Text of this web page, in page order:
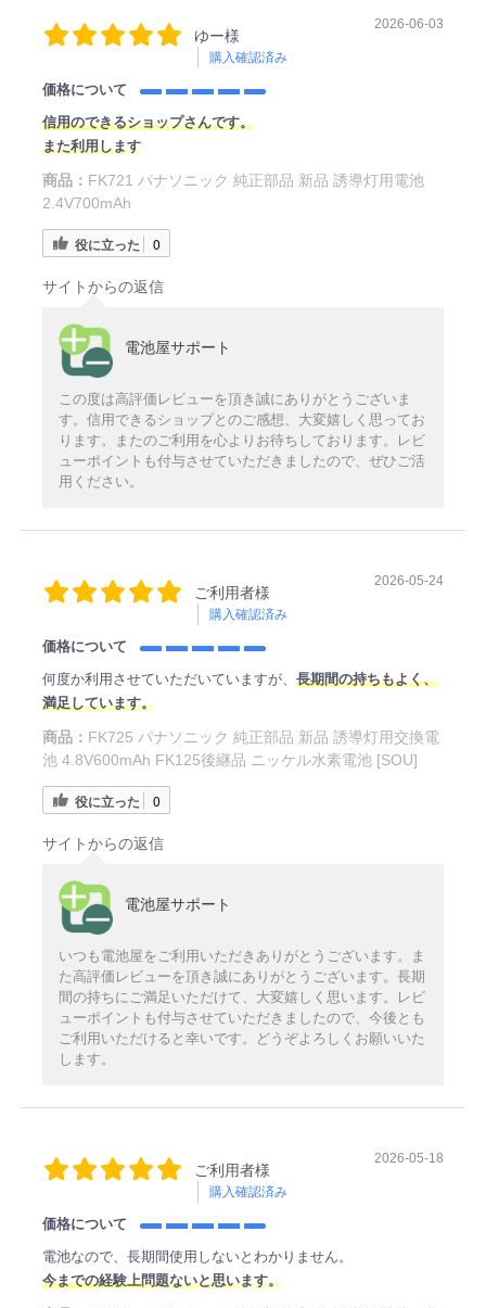
ゆー様
購入確認済み
2026-06-03
価格について
信用のできるショップさんです。
また利用します
商品： FK721 パナソニック 純正部品 新品 誘導灯用電池
2.4V700mAh
役に立った 0
サイトからの返信
電池屋サポート
この度は高評価レビューを頂き誠にありがとうございま
す。信用できるショップとのご感想、大変嬉しく思ってお
ります。またのご利用を心よりお待ちしております。レビ
ューポイントも付与させていただきましたので、ぜひご活
用ください。
ご利用者様
購入確認済み
2026-05-24
価格について
何度か利用させていただいていますが、 長期間の持ちもよく、
満足しています。
商品： FK725 パナソニック 純正部品 新品 誘導灯用交換電
池 4.8V600mAh FK125後継品 ニッケル水素電池 [SOU]
役に立った 0
サイトからの返信
電池屋サポート
いつも電池屋をご利用いただきありがとうございます。ま
た高評価レビューを頂き誠にありがとうございます。長期
間の持ちにご満足いただけて、大変嬉しく思います。レビ
ューポイントも付与させていただきましたので、今後とも
ご利用いただけると幸いです。どうぞよろしくお願いいた
します。
ご利用者様
購入確認済み
2026-05-18
価格について
電池なので、長期間使用しないとわかりません。
今までの経験上問題ないと思います。